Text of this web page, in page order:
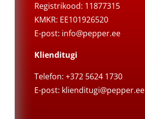
Registrikood: 11877315
KMKR: EE101926520
E-post: info@pepper.ee
Klienditugi
Telefon: +372 5624 1730
E-post: klienditugi@pepper.ee